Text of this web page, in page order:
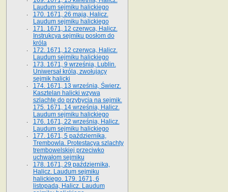
Laudum sejmiku halickiego
170. 1671, 26 maja, Halicz.
Laudum sejmiku halickiego
171. 1671, 12 czerwca, Halicz.
Instrukcya sejmiku posłom do
króla
172. 1671, 12 czerwca, Halicz.
Laudum sejmiku halickiego
173. 1671, 9 września, Lublin.
Uniwersał króla, zwołujący
sejmik halicki
174. 1671, 13 września, Świerz.
Kasztelan halicki wzywa
szlachtę do przybycia na sejmik.
175. 1671, 14 września, Halicz.
Laudum sejmiku halickiego
176. 1671, 22 września, Halicz.
Laudum sejmiku halickiego
177. 1671, 5 października,
Trembowla. Protestacya szlachty
trembowelskiej przeciwko
uchwałom sejmiku
178. 1671, 29 października,
Halicz. Laudum sejmiku
halickiego. 179. 1671, 6
listopada, Halicz. Laudum